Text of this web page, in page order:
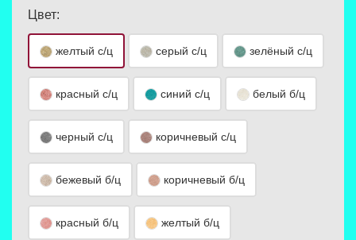
Цвет:
желтый с/ц серый с/ц зелёный с/ц
красный с/ц синий с/ц белый б/ц
черный с/ц коричневый с/ц
бежевый б/ц коричневый б/ц
красный б/ц желтый б/ц
Выберите количество:
Продолжить Отмена